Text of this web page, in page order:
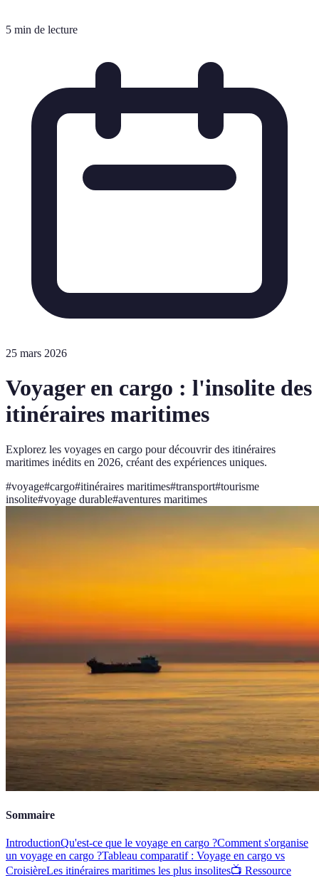
5 min de lecture
25 mars 2026
Voyager en cargo : l'insolite des
itinéraires maritimes
Explorez les voyages en cargo pour découvrir des itinéraires
maritimes inédits en 2026, créant des expériences uniques.
#voyage#cargo#itinéraires maritimes#transport#tourisme
insolite#voyage durable#aventures maritimes
Sommaire
IntroductionQu'est-ce que le voyage en cargo ?Comment s'organise
un voyage en cargo ?Tableau comparatif : Voyage en cargo vs
CroisièreLes itinéraires maritimes les plus insolites📺 Ressource